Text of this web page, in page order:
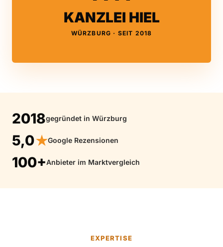
KANZLEI HIEL
WÜRZBURG · SEIT 2018
2018gegründet in Würzburg
5,0★Google Rezensionen
100+Anbieter im Marktvergleich
EXPERTISE